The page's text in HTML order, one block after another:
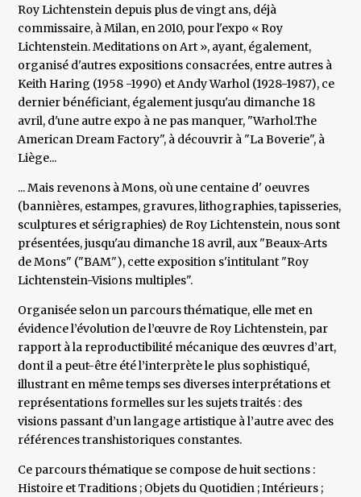
Roy Lichtenstein depuis plus de vingt ans, déjà
commissaire, à Milan, en 2010, pour l'expo « Roy
Lichtenstein. Meditations on Art », ayant, également,
organisé d'autres expositions consacrées, entre autres à
Keith Haring (1958 -1990) et Andy Warhol (1928-1987), ce
dernier bénéficiant, également jusqu'au dimanche 18
avril, d'une autre expo à ne pas manquer, "Warhol.The
American Dream Factory", à découvrir à "La Boverie", à
Liège...
... Mais revenons à Mons, où une centaine d' oeuvres
(bannières, estampes, gravures, lithographies, tapisseries,
sculptures et sérigraphies) de Roy Lichtenstein, nous sont
présentées, jusqu'au dimanche 18 avril, aux "Beaux-Arts
de Mons" ("BAM"), cette exposition s'intitulant "Roy
Lichtenstein-Visions multiples".
Organisée selon un parcours thématique, elle met en
évidence l’évolution de l’œuvre de Roy Lichtenstein, par
rapport à la reproductibilité mécanique des œuvres d’art,
dont il a peut-être été l’interprète le plus sophistiqué,
illustrant en même temps ses diverses interprétations et
représentations formelles sur les sujets traités : des
visions passant d’un langage artistique à l’autre avec des
références transhistoriques constantes.
Ce parcours thématique se compose de huit sections :
Histoire et Traditions ; Objets du Quotidien ; Intérieurs ;